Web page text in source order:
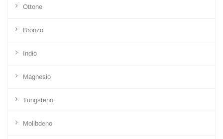
Ottone
Bronzo
Indio
Magnesio
Tungsteno
Molibdeno